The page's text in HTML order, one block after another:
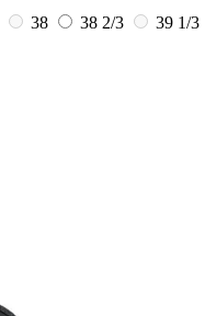
38 38 2/3
39 1/3